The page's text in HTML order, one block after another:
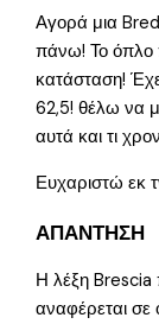
Αγορά μια
πάνω! Το όπλο
κατάσταση!
62,5! θέλω να
αυτά και τι
Ευχαριστώ εκ
ΑΠΑΝΤΗΣΗ
Η λέξη Brescia
αναφέρεται σε